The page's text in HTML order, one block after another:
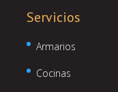
Servicios
Armarios
Cocinas